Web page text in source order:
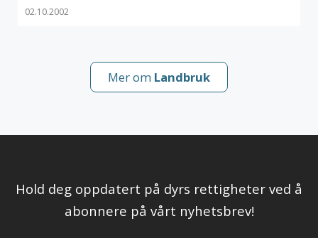
02.10.2002
Mer om Landbruk
Hold deg oppdatert på dyrs rettigheter ved å
abonnere på vårt nyhetsbrev!